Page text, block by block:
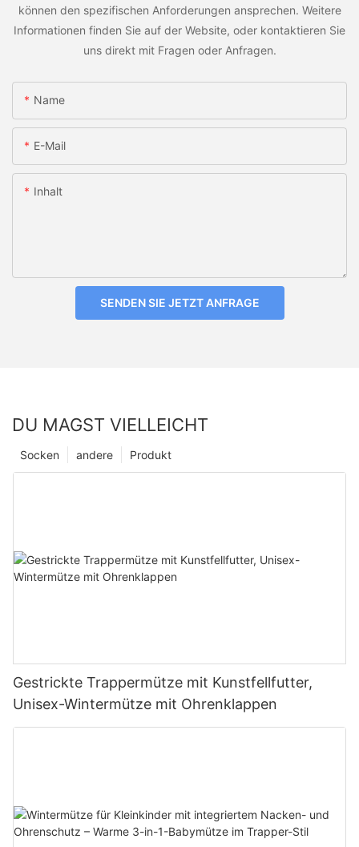
können den spezifischen Anforderungen ansprechen. Weitere
Informationen finden Sie auf der Website, oder kontaktieren Sie
uns direkt mit Fragen oder Anfragen.
Name
E-Mail
Inhalt
SENDEN SIE JETZT ANFRAGE
DU MAGST VIELLEICHT
Produkt
andere
Socken
Gestrickte Trappermütze mit Kunstfellfutter,
Unisex-Wintermütze mit Ohrenklappen